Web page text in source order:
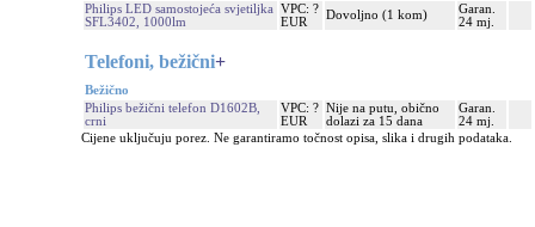
Philips LED samostojeća svjetiljka
SFL3402, 1000lm
VPC: ?
EUR
Dovoljno (1 kom)
Garan.
24 mj.
Telefoni, bežični+
Bežično
Philips bežični telefon D1602B,
crni
VPC: ?
EUR
Nije na putu, obično
dolazi za 15 dana
Garan.
24 mj.
Cijene uključuju porez. Ne garantiramo točnost opisa, slika i drugih podataka.